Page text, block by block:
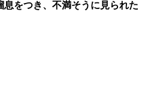
をつき、不満そうに見られた